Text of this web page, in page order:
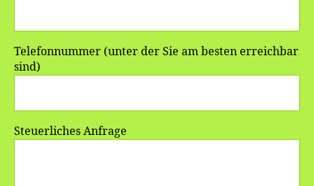
Telefonnummer (unter der Sie am besten erreichbar
sind)
Steuerliches Anfrage